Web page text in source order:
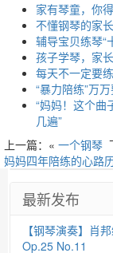
家有琴童，你
不懂钢琴的家
辅导宝贝练琴“
孩子学琴，家
每天不一定要
“暴力陪练”万
“妈妈！这个曲
几遍”
上一篇：« 一个钢琴
妈妈四年陪练的心路
最新发布
【钢琴演奏】肖
Op.25 No.11